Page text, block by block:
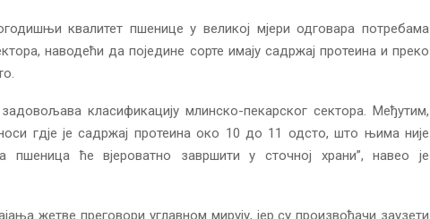
квалитет пшенице у великој мјери одговара потребама
наводећи да поједине сорте имају садржај протеина и преко
класификацију млинско-пекарског сектора. Међутим,
гдје је садржај протеина око 10 до 11 одсто, што њима није
пшеница ће вјероватно завршити у сточној храни”, навео је
жетве преговори углавном мирују, јер су произвођачи заузети